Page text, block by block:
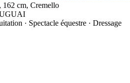
162 cm, Cremello
· Spectacle équestre · Dressage